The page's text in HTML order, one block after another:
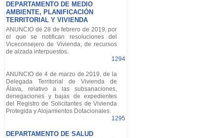
DEPARTAMENTO DE MEDIO
AMBIENTE, PLANIFICACIÓN
TERRITORIAL Y VIVIENDA
ANUNCIO de 28 de febrero de 2019, por
el que se notifican resoluciones del
Viceconsejero de Vivienda, de recursos
de alzada interpuestos.
1294
ANUNCIO de 4 de marzo de 2019, de la
Delegada Territorial de Vivienda de
Álava, relativo a las subsanaciones,
denegaciones y bajas de expedientes
del Registro de Solicitantes de Vivienda
Protegida y Alojamientos Dotacionales.
1295
DEPARTAMENTO DE SALUD